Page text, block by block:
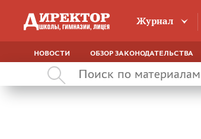
Журнал
НОВОСТИ ОБЗОР ЗАКОНОДАТЕЛЬСТВА